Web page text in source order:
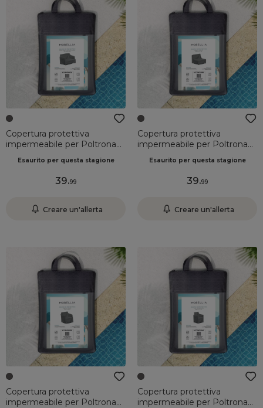
Copertura protettiva
impermeabile per Poltrona
Carlo Grigio
Esaurito per questa stagione
39.99
Creare un'allerta
Copertura protettiva
impermeabile per Poltrona
Grigio
Esaurito per questa stagione
39.99
Creare un'allerta
Copertura protettiva
impermeabile per Poltrona
Copertura protettiva
impermeabile per Poltrona